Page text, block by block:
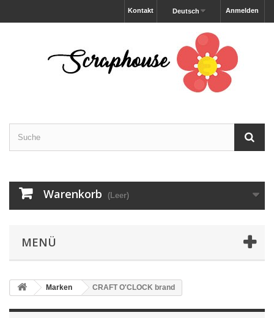
Anmelden
Deutsch
Kontakt
Warenkorb (Leer)
MENÜ
Marken CRAFT O'CLOCK brand